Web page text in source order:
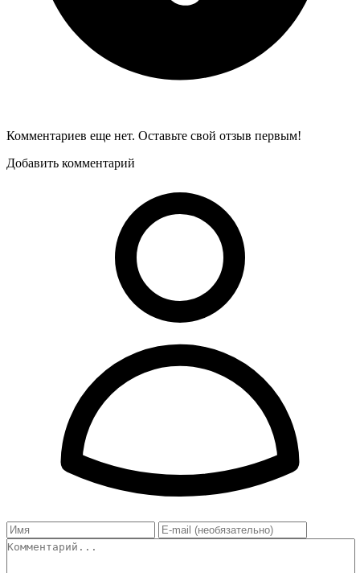
Комментариев еще нет. Оставьте свой отзыв первым!
Добавить комментарий